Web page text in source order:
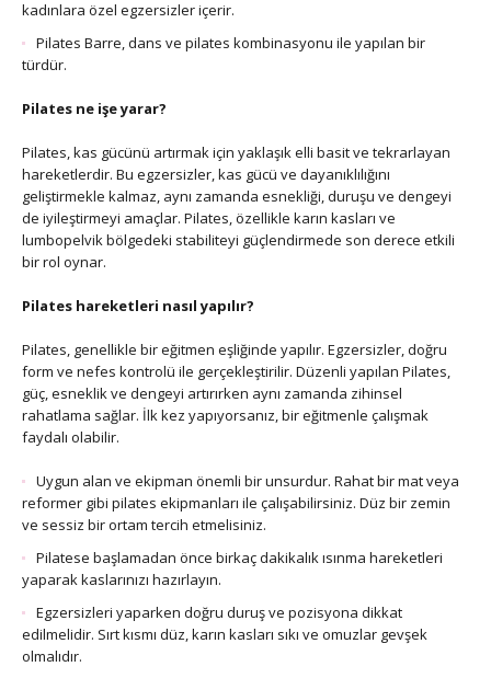
kadınlara özel egzersizler içerir.
Pilates Barre, dans ve pilates kombinasyonu ile yapılan bir
türdür.
Pilates ne işe yarar?
Pilates, kas gücünü artırmak için yaklaşık elli basit ve tekrarlayan
hareketlerdir. Bu egzersizler, kas gücü ve dayanıklılığını
geliştirmekle kalmaz, aynı zamanda esnekliği, duruşu ve dengeyi
de iyileştirmeyi amaçlar. Pilates, özellikle karın kasları ve
lumbopelvik bölgedeki stabiliteyi güçlendirmede son derece etkili
bir rol oynar.
Pilates hareketleri nasıl yapılır?
Pilates, genellikle bir eğitmen eşliğinde yapılır. Egzersizler, doğru
form ve nefes kontrolü ile gerçekleştirilir. Düzenli yapılan Pilates,
güç, esneklik ve dengeyi artırırken aynı zamanda zihinsel
rahatlama sağlar. İlk kez yapıyorsanız, bir eğitmenle çalışmak
faydalı olabilir.
Uygun alan ve ekipman önemli bir unsurdur. Rahat bir mat veya
reformer gibi pilates ekipmanları ile çalışabilirsiniz. Düz bir zemin
ve sessiz bir ortam tercih etmelisiniz.
Pilatese başlamadan önce birkaç dakikalık ısınma hareketleri
yaparak kaslarınızı hazırlayın.
Egzersizleri yaparken doğru duruş ve pozisyona dikkat
edilmelidir. Sırt kısmı düz, karın kasları sıkı ve omuzlar gevşek
olmalıdır.